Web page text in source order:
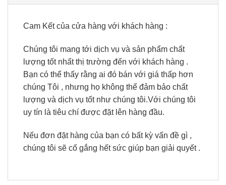
Cam Kết của cửa hàng với khách hàng :
Chúng tôi mang tới dịch vụ và sản phẩm chất
lượng tốt nhất thị trường đến với khách hàng .
Bạn có thể thấy rằng ai đó bán với giá thấp hơn
chúng Tôi , nhưng họ không thể đảm bảo chất
lượng và dịch vụ tốt như chúng tôi.Với chúng tôi
uy tín là tiêu chí được đặt lên hàng đầu.
Nếu đơn đặt hàng của bạn có bất kỳ vấn đề gì ,
chúng tôi sẽ cố gắng hết sức giúp bạn giải quyết .